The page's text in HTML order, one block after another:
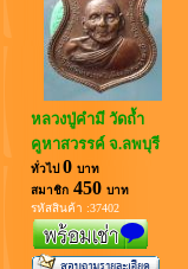
หลวงปู่คำมี วัดถ้ำ
คูหาสวรรค์ จ.ลพบุรี
ทั่วไป 0 บาท
สมาชิก450 บาท
รหัสสินค้า :37402